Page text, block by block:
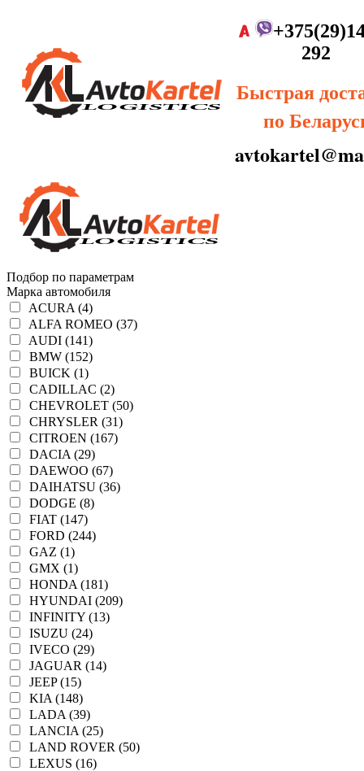
292
Быстрая
по
Подбор по параметрам
Марка автомобиля
ACURA (4)
ALFA ROMEO (37)
AUDI (141)
BMW (152)
BUICK (1)
CADILLAC (2)
CHEVROLET (50)
CHRYSLER (31)
CITROEN (167)
DACIA (29)
DAEWOO (67)
DAIHATSU (36)
DODGE (8)
FIAT (147)
FORD (244)
GAZ (1)
GMX (1)
HONDA (181)
HYUNDAI (209)
INFINITY (13)
ISUZU (24)
IVECO (29)
JAGUAR (14)
JEEP (15)
KIA (148)
LADA (39)
LANCIA (25)
LAND ROVER (50)
LEXUS (16)